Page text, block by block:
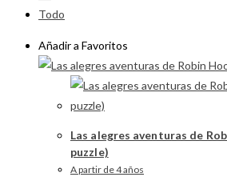
Todo
Añadir a Favoritos
Las alegres aventuras de
puzzle)
A partir de 4 años